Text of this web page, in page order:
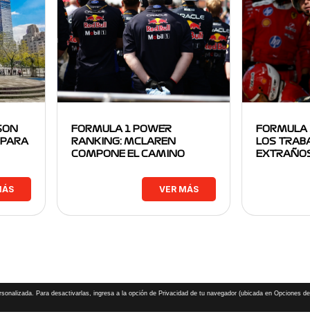
FORMULA 1 POWER
RANKING: MCLAREN
COMPONE EL CAMINO
VER MÁS
FORMULA
LOS
Para desactivarlas, ingresa a la opción de Privacidad de tu navegador (ubicada en